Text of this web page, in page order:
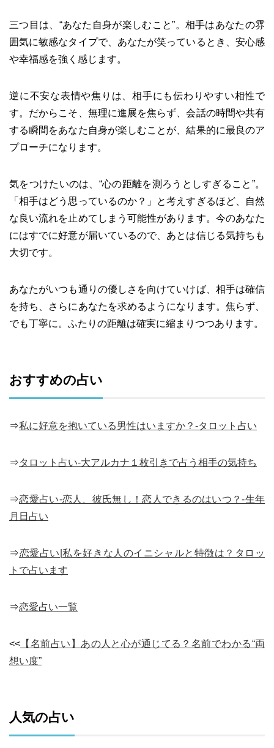
三つ目は、“あなた自身が楽しむこと”。相手はあなたの雰
囲気に敏感なタイプで、あなたが笑っているとき、安心感
や幸福感を強く感じます。
逆に不安な表情や焦りは、相手にも伝わりやすい相性で
す。だからこそ、無理に進展を焦らず、会話の時間や共有
する瞬間をあなた自身が楽しむことが、結果的に最良のア
プローチになります。
気をつけたいのは、“心の距離を測ろうとしすぎること”。
「相手はどう思っているのか？」と考えすぎるほど、自然
な良い流れを止めてしまう可能性があります。今のあなた
にはすでに好意が届いているので、あとは信じる気持ちも
大切です。
あなたがいつも通りの優しさを向けていけば、相手は確信
を持ち、さらにあなたを求めるようになります。焦らず、
でも丁寧に。ふたりの距離は確実に縮まりつつあります。
おすすめの占い
⇒私に好意を抱いている男性はいますか？-タロット占い
⇒タロット占い-大アルカナ１枚引きで占う相手の気持ち
⇒恋愛占い-恋人、彼氏無し！恋人できるのはいつ？-生年
月日占い
⇒恋愛占い|私を好きな人のイニシャルと特徴は？タロッ
トで占います
⇒恋愛占い一覧
<< 【名前占い】あの人と心が通じてる？名前でわかる“両
想い度”
人気の占い